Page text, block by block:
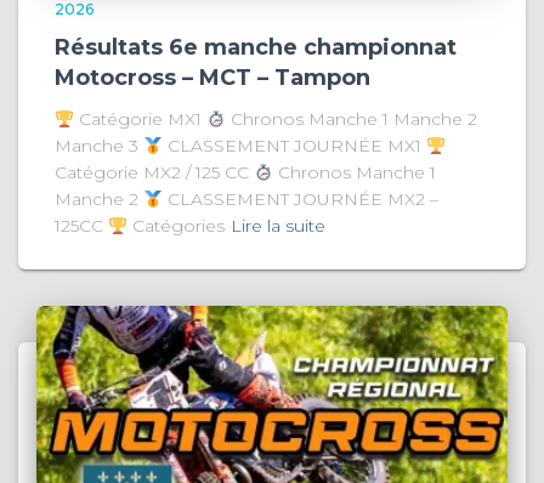
2026
Résultats 6e manche championnat
Motocross – MCT – Tampon
Catégorie MX1
Chronos Manche 1 Manche 2
Manche 3
CLASSEMENT JOURNÉE MX1
Catégorie MX2 / 125 CC
Chronos Manche 1
Manche 2
CLASSEMENT JOURNÉE MX2 –
125CC
Catégories Lire la suite